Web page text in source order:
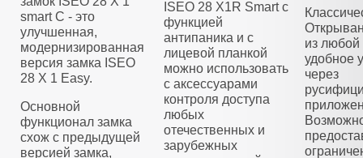
smart C - это
улучшенная,
модернизированная
версия замка ISEO
28 X 1 Easy.
Основной
функционал замка
схож с предыдущей
версией замка,
ISEO 28 X1R Smart с
функцией
антипаника и с
лицевой планкой
можно использовать
с аксессуарами
контроля доступа
любых
отечественных и
зарубежных
из любой
удобное
через